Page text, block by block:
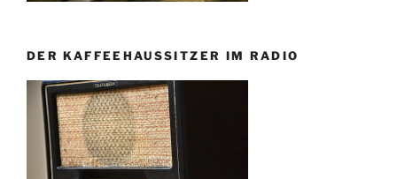
DER KAFFEEHAUSSITZER IM RADIO